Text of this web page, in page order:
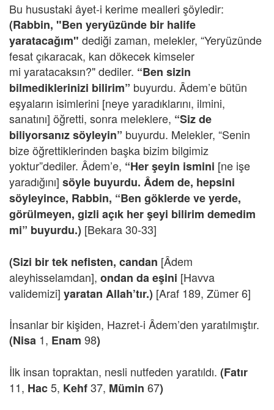
Bu husustaki âyet-i kerime mealleri şöyledir:
(Rabbin, "Ben yeryüzünde bir halife
yaratacağım" dediği zaman, melekler, “Yeryüzünde
fesat çıkaracak, kan dökecek kimseler
mi yaratacaksın?" dediler. “Ben sizin
bilmediklerinizi bilirim” buyurdu. Âdem’e bütün
eşyaların isimlerini [neye yaradıklarını, ilmini,
sanatını] öğretti, sonra meleklere, “Siz de
biliyorsanız söyleyin” buyurdu. Melekler, “Senin
bize öğrettiklerinden başka bizim bilgimiz
yoktur”dediler. Âdem’e, “Her şeyin ismini [ne işe
yaradığını] söyle buyurdu. Âdem de, hepsini
söyleyince, Rabbin, “Ben göklerde ve yerde,
görülmeyen, gizli açık her şeyi bilirim demedim
mi” buyurdu.) [Bekara 30-33]
(Sizi bir tek nefisten, candan [Âdem
aleyhisselamdan], ondan da eşini [Havva
validemizi] yaratan Allah’tır.) [Araf 189, Zümer 6]
İnsanlar bir kişiden, Hazret-i Âdem’den yaratılmıştır.
(Nisa 1, Enam 98)
İlk insan topraktan, nesli nutfeden yaratıldı. (Fatır
11, Hac5, Kehf37, Mümin 67)